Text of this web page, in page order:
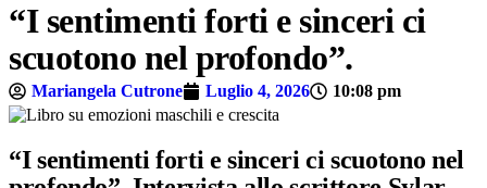
“I sentimenti forti e sinceri ci
scuotono nel profondo”.
Mariangela Cutrone Luglio 4, 2026 10:08 pm
“I sentimenti forti e sinceri ci scuotono nel